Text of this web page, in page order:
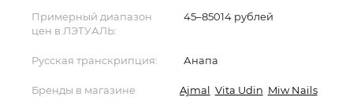
Примерный диапазон
цен в ЛЭТУАЛЬ:
45–85014 рублей
Русская транскрипция: Анапа
Бренды в магазине
Ajmal Vita Udin Miw Nails